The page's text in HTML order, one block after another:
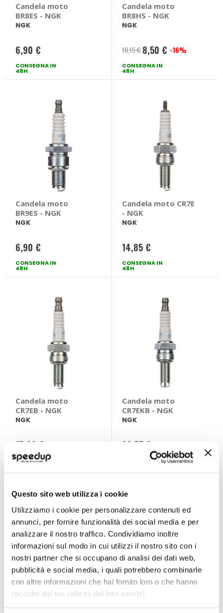
Questo sito web utilizza i cookie
Utilizziamo i cookie per personalizzare contenuti ed
annunci, per fornire funzionalità dei social media e per
analizzare il nostro traffico. Condividiamo inoltre
informazioni sul modo in cui utilizzi il nostro sito con i
nostri partner che si occupano di analisi dei dati web,
pubblicità e social media, i quali potrebbero combinarle
con altre informazioni che hai fornito loro o che hanno
raccolto dal tuo utilizzo dei loro servizi.
Candela moto
BR8ES - NGK
NGK
6,90 €
CONSEGNA IN
48H
Candela moto
BR8HS - NGK
NGK
10,15 € Prezzo
speciale
8,50 € -16%
CONSEGNA IN
48H
Candela moto
BR9ES - NGK
NGK
6,90 €
CONSEGNA IN
48H
Candela moto CR7E
- NGK
NGK
14,85 €
CONSEGNA IN
48H
Candela moto
CR7EB - NGK
NGK
17,40 €
CONSEGNA IN
Candela moto
CR7EKB - NGK
NGK
23,75 €
CONSEGNA IN
Candela moto
CR7HSA - NGK
Candela moto CR8E
- NGK